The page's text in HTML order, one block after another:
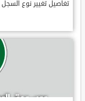
تغاصيل تغيير نوع